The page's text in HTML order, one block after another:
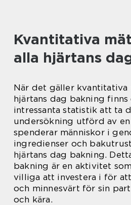
Kvantitativa
alla hjärtans
När det gäller kvantitativa
hjärtans dag bakning
intressanta statistik att ta
undersökning utförd av
spenderar människor i
ingredienser och
hjärtans dag bakning.
bakning är en aktivitet
villiga att investera i för
och minnesvärt för sin
och kära.